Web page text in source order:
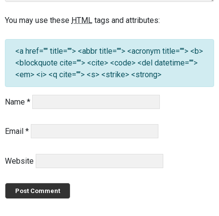
You may use these HTML tags and attributes:
<a href="" title=""> <abbr title=""> <acronym title=""> <b>
<blockquote cite=""> <cite> <code> <del datetime="">
<em> <i> <q cite=""> <s> <strike> <strong>
Name *
Email *
Website